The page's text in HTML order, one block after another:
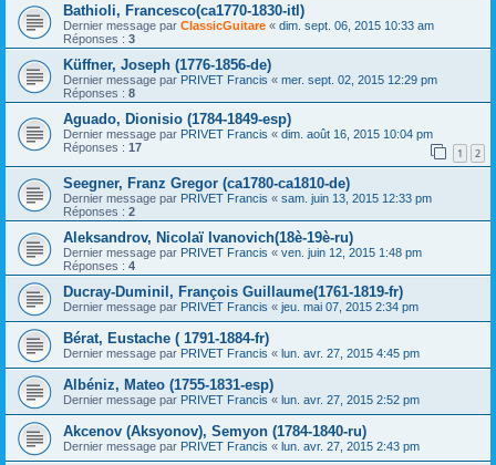
Bathioli, Francesco(ca1770-1830-itl)
Dernier message par ClassicGuitare « dim. sept. 06, 2015 10:33 am
Réponses : 3
Küffner, Joseph (1776-1856-de)
Dernier message par PRIVET Francis « mer. sept. 02, 2015 12:29 pm
Réponses : 8
Aguado, Dionisio (1784-1849-esp)
Dernier message par PRIVET Francis « dim. août 16, 2015 10:04 pm
Réponses : 17 1 2
Seegner, Franz Gregor (ca1780-ca1810-de)
Dernier message par PRIVET Francis « sam. juin 13, 2015 12:33 pm
Réponses : 2
Aleksandrov, Nicolaï Ivanovich(18è-19è-ru)
Dernier message par PRIVET Francis « ven. juin 12, 2015 1:48 pm
Réponses : 4
Ducray-Duminil, François Guillaume(1761-1819-fr)
Dernier message par PRIVET Francis « jeu. mai 07, 2015 2:34 pm
Bérat, Eustache ( 1791-1884-fr)
Dernier message par PRIVET Francis « lun. avr. 27, 2015 4:45 pm
Albéniz, Mateo (1755-1831-esp)
Dernier message par PRIVET Francis « lun. avr. 27, 2015 2:52 pm
Akcenov (Aksyonov), Semyon (1784-1840-ru)
Dernier message par PRIVET Francis « lun. avr. 27, 2015 2:43 pm